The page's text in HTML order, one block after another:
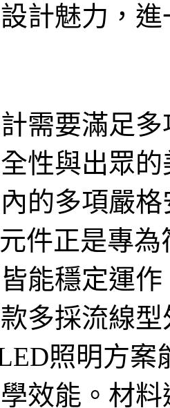
計魅力，
需要滿足
性與出眾
的多項嚴
件正是專
能穩定運
多採流線
照明方案
效能。材